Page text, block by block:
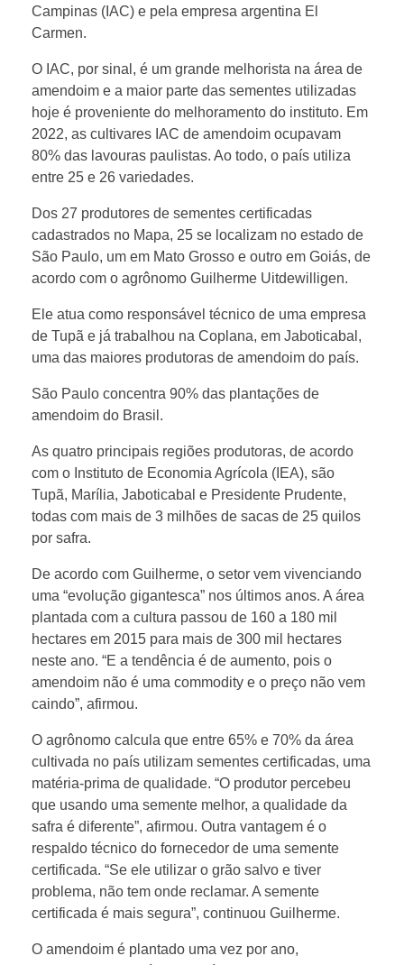
s
i
l
d
i
s
p
a
r
a
c
o
m
s
e
m
e
n
t
Campinas (IAC) e pela empresa argentina El
Carmen.
O IAC, por sinal, é um grande melhorista na área de
amendoim e a maior parte das sementes utilizadas
hoje é proveniente do melhoramento do instituto. Em
2022, as cultivares IAC de amendoim ocupavam
80% das lavouras paulistas. Ao todo, o país utiliza
entre 25 e 26 variedades.
Dos 27 produtores de sementes certificadas
cadastrados no Mapa, 25 se localizam no estado de
São Paulo, um em Mato Grosso e outro em Goiás, de
acordo com o agrônomo Guilherme Uitdewilligen.
Ele atua como responsável técnico de uma empresa
de Tupã e já trabalhou na Coplana, em Jaboticabal,
uma das maiores produtoras de amendoim do país.
São Paulo concentra 90% das plantações de
amendoim do Brasil.
As quatro principais regiões produtoras, de acordo
com o Instituto de Economia Agrícola (IEA), são
Tupã, Marília, Jaboticabal e Presidente Prudente,
todas com mais de 3 milhões de sacas de 25 quilos
por safra.
De acordo com Guilherme, o setor vem vivenciando
uma “evolução gigantesca” nos últimos anos. A área
plantada com a cultura passou de 160 a 180 mil
hectares em 2015 para mais de 300 mil hectares
neste ano. “E a tendência é de aumento, pois o
amendoim não é uma commodity e o preço não vem
caindo”, afirmou.
O agrônomo calcula que entre 65% e 70% da área
cultivada no país utilizam sementes certificadas, uma
matéria-prima de qualidade. “O produtor percebeu
que usando uma semente melhor, a qualidade da
safra é diferente”, afirmou. Outra vantagem é o
respaldo técnico do fornecedor de uma semente
certificada. “Se ele utilizar o grão salvo e tiver
problema, não tem onde reclamar. A semente
certificada é mais segura”, continuou Guilherme.
O amendoim é plantado uma vez por ano,